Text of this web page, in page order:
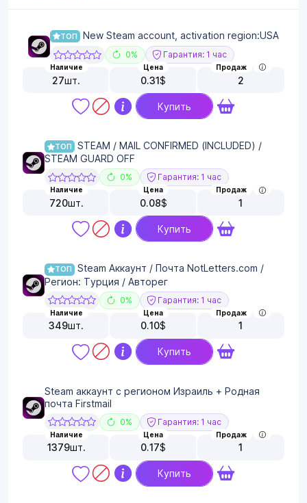
ТОП New Steam account, activation region:USA
0% Гарантия: 1 час
Наличие
27шт.
Цена
0.31$
Продаж
2
Купить
ТОП
STEAM / MAIL CONFIRMED (INCLUDED) /
STEAM GUARD OFF
0% Гарантия: 1 час
Наличие
720шт.
Цена
0.08$
Продаж
1
Купить
ТОП
Steam Аккаунт / Почта NotLetters.com /
Регион: Турция / Авторег
0% Гарантия: 1 час
Наличие
349шт.
Цена
0.10$
Продаж
1
Купить
Steam аккаунт с регионом Израиль + Родная
почта Firstmail
0% Гарантия: 1 час
Наличие
1379шт.
Цена
0.17$
Продаж
1
Купить